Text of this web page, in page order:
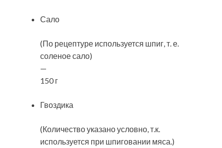
Сало
(По рецептуре используется шпиг, т. е.
соленое сало)
—
150 г
Гвоздика
(Количество указано условно, т.к.
используется при шпиговании мяса.)